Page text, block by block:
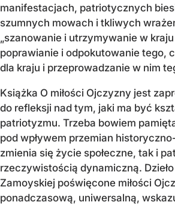
manifestacjach, patriotycznych
szumnych mowach i tkliwych
„szanowanie i utrzymywanie w
poprawianie i odpokutowanie tego,
dla kraju i przeprowadzanie w nim
Książka O miłości Ojczyzny jest
do refleksji nad tym, jaki ma być
patriotyzmu. Trzeba bowiem
pod wpływem przemian
zmienia się życie społeczne, tak i
rzeczywistością dynamiczną.
Zamoyskiej poświęcone miłości
ponadczasową, uniwersalną,